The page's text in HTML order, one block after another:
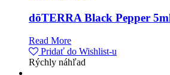
dōTERRA Black Pepper
Read More
Pridať do Wishlist-u
Rýchly náhľad